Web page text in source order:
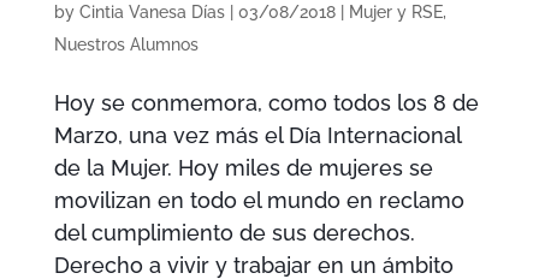
by Cintia Vanesa Días| 03/08/2018| Mujer y RSE,
Nuestros Alumnos
Hoy se conmemora, como todos los 8 de
Marzo, una vez más el Día Internacional
de la Mujer. Hoy miles de mujeres se
movilizan en todo el mundo en reclamo
del cumplimiento de sus derechos.
Derecho a vivir y trabajar en un ámbito